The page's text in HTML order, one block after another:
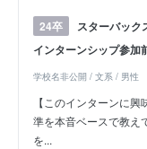
24卒
スターバック
インターンシップ参加
学校名非公開 / 文系 / 男性
【このインターンに
準を本音ベースで教え
を...